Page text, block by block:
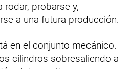
probarse y,
a una futura producción.
en el conjunto mecánico.
cilindros sobresaliendo a